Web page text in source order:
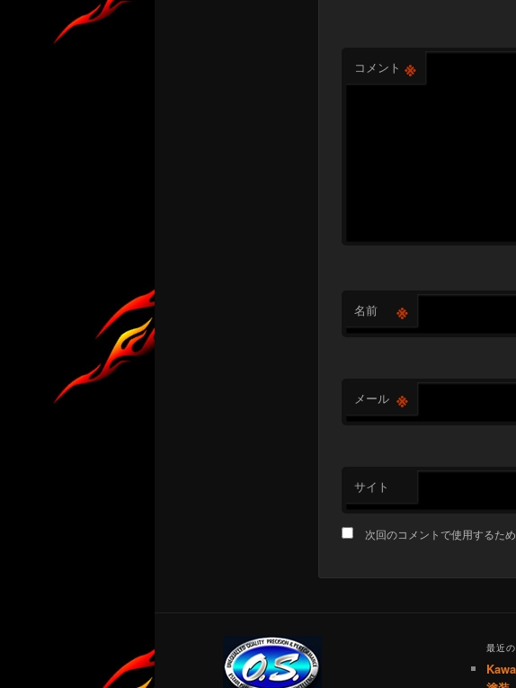
コメント ※
名前 ※
メール ※
サイト
次回のコメントで使用するた
最近